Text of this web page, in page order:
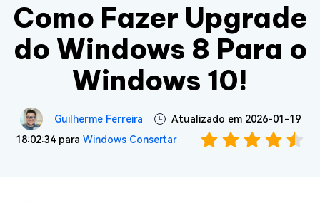
Como Fazer Upgrade
do Windows 8 Para o
Windows 10!
Guilherme Ferreira
Atualizado em 2026-01-19
18:02:34 para Windows Consertar